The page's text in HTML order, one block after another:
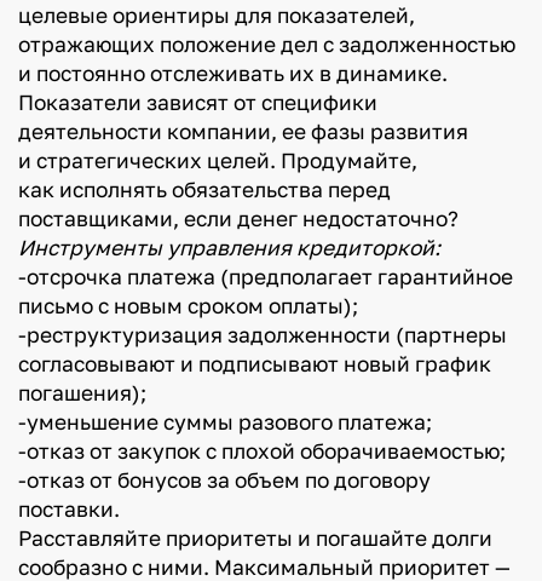
целевые ориентиры для показателей,
отражающих положение дел с задолженностью
и постоянно отслеживать их в динамике.
Показатели зависят от специфики
деятельности компании, ее фазы развития
и стратегических целей. Продумайте,
как исполнять обязательства перед
поставщиками, если денег недостаточно?
Инструменты управления кредиторкой:
-отсрочка платежа (предполагает гарантийное
письмо с новым сроком оплаты);
-реструктуризация задолженности (партнеры
согласовывают и подписывают новый график
погашения);
-уменьшение суммы разового платежа;
-отказ от закупок с плохой оборачиваемостью;
-отказ от бонусов за объем по договору
поставки.
Расставляйте приоритеты и погашайте долги
сообразно с ними. Максимальный приоритет —